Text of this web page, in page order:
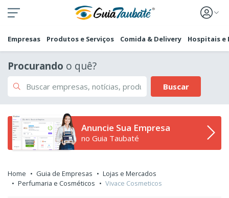
Empresas Produtos e Serviços Comida & Delivery Hospitais e
Procurando o quê?
Buscar
Anuncie Sua Empresa
no Guia Taubaté
Home Guia de Empresas
Lojas e Mercados
Perfumaria e Cosméticos
Vivace Cosmeticos